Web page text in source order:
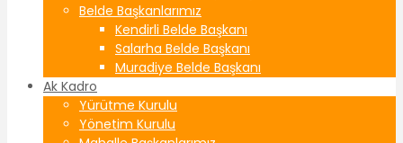
Belde Başkanlarımız
Kendirli Belde Başkanı
Salarha Belde Başkanı
Muradiye Belde Başkanı
Ak Kadro
Yürütme Kurulu
Yönetim Kurulu